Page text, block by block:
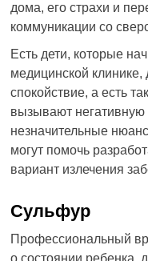
дома, его страхи и
коммуникации со
Есть дети, которые
медицинской
спокойствие, а есть
вызывают
незначительные
могут помочь
вариант излечения
Сульфур
Профессиональный